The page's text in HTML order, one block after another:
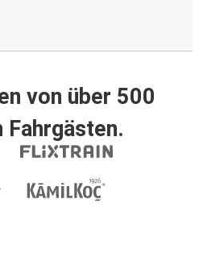
von über 500
Fahrgästen.